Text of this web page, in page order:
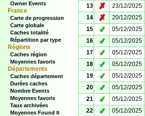
Owner Events
France
Carte de progression
Carte globale
Caches totalité
Répartition par type
Régions
Caches région
Moyennes favoris
Départements
Caches département
Durées caches
Nombre Events
Moyennes favoris
Taux archivées
Moyennes Found It
13
✗ 23/12/2025
14
✗ 20/12/2025
15
✓ 05/12/2025
16
✓ 05/12/2025
17
✓ 05/12/2025
18
✓ 05/12/2025
19
✓ 05/12/2025
20
✓ 05/12/2025
21
✓ 05/12/2025
22
✓ 05/12/2025